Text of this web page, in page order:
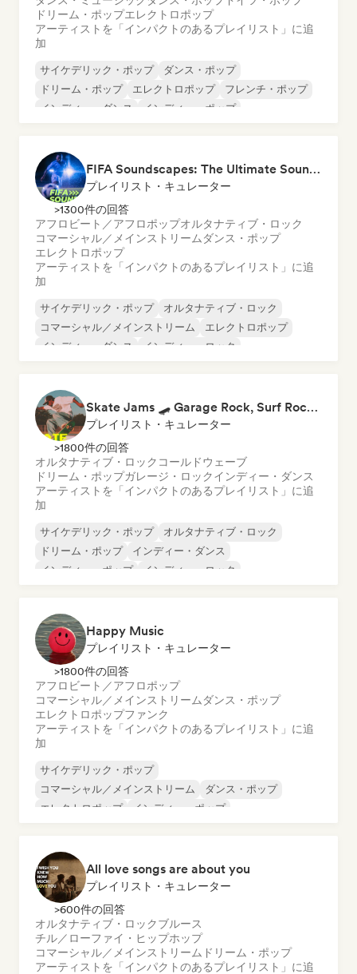
ドリーム・ポップエレクトロポップ
アーティストを「インパクトのあるプレイリスト」に追
加
サイケデリック・ポップ
ダンス・ポップ
ドリーム・ポップ
エレクトロポップ
フレンチ・ポップ
インディー・ダンス
インディー・ポップ
FIFA Soundscapes: The Ultimate Soundtrack ⚽️ Festival Indie, Electropop & Dance Anthems
プレイリスト・キュレーター
>1300件の回答
アフロビート／アフロポップオルタナティブ・ロック
コマーシャル／メインストリーム ダンス・ポップ
エレクトロポップ
アーティストを「インパクトのあるプレイリスト」に追
加
サイケデリック・ポップ
オルタナティブ・ロック
コマーシャル／メインストリーム
エレクトロポップ
インディー・ダンス
インディー・ロック
Skate Jams 🛹 Garage Rock, Surf Rock & Neo-Psych
プレイリスト・キュレーター
>1800件の回答
オルタナティブ・ロック コールドウェーブ
ドリーム・ポップガレージ・ロックインディー・ダンス
アーティストを「インパクトのあるプレイリスト」に追
加
サイケデリック・ポップ
オルタナティブ・ロック
ドリーム・ポップ
インディー・ダンス
インディー・ポップ
インディー・ロック
Happy Music
プレイリスト・キュレーター
>1800件の回答
アフロビート／アフロポップ
コマーシャル／メインストリーム ダンス・ポップ
エレクトロポップファンク
アーティストを「インパクトのあるプレイリスト」に追
加
サイケデリック・ポップ
コマーシャル／メインストリーム
ダンス・ポップ
エレクトロポップ
インディー・ポップ
All love songs are about you
プレイリスト・キュレーター
>600件の回答
オルタナティブ・ロックブルース
チル／ローファイ・ヒップホップ
コマーシャル／メインストリーム ドリーム・ポップ
アーティストを「インパクトのあるプレイリスト」に追